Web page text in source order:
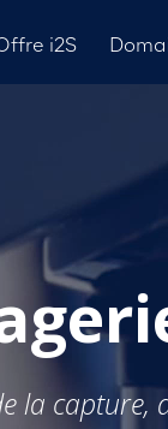
i2S
la capture,